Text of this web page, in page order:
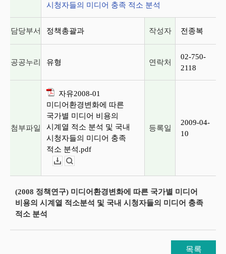
시청자들의 미디어 충족 적소 분석
담당부서 정책총괄과 작성자 전종복
공공누리 유형 연락처
02-750-
2118
첨부파일
자유2008-01
미디어환경변화에 따른
국가별 미디어 비용의
시계열 적소 분석 및 국내
시청자들의 미디어 충족
적소 분석.pdf
등록일
2009-04-
10
(2008 정책연구) 미디어환경변화에 따른 국가별 미디어
비용의 시계열 적소분석 및 국내 시청자들의 미디어 충족
적소 분석
목록